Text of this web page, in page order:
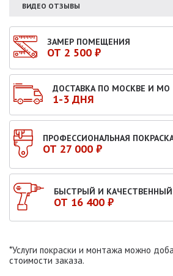
ВИДЕО ОТЗЫВЫ
ЗАМЕР ПОМЕЩЕНИЯ
ОТ 2 500 ₽
ДОСТАВКА ПО МОСКВЕ И МО
1-3 ДНЯ
ПРОФЕССИОНАЛЬНАЯ
ОТ 27 000 ₽
БЫСТРЫЙ И
ОТ 16 400 ₽
*Услуги покраски и монтажа можно
стоимости заказа.